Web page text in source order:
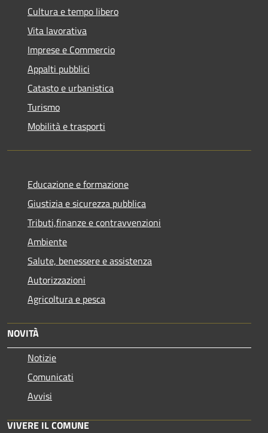
Cultura e tempo libero
Vita lavorativa
Imprese e Commercio
Appalti pubblici
Catasto e urbanistica
Turismo
Mobilità e trasporti
Educazione e formazione
Giustizia e sicurezza pubblica
Tributi,finanze e contravvenzioni
Ambiente
Salute, benessere e assistenza
Autorizzazioni
Agricoltura e pesca
NOVITÀ
Notizie
Comunicati
Avvisi
VIVERE IL COMUNE